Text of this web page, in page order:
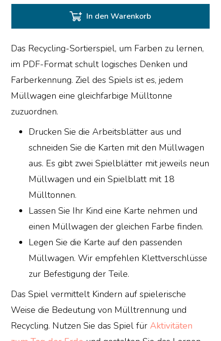
In den Warenkorb
Das Recycling-Sortierspiel, um Farben zu lernen,
im PDF-Format schult logisches Denken und
Farberkennung. Ziel des Spiels ist es, jedem
Müllwagen eine gleichfarbige Mülltonne
zuzuordnen.
Drucken Sie die Arbeitsblätter aus und
schneiden Sie die Karten mit den Müllwagen
aus. Es gibt zwei Spielblätter mit jeweils neun
Müllwagen und ein Spielblatt mit 18
Mülltonnen.
Lassen Sie Ihr Kind eine Karte nehmen und
einen Müllwagen der gleichen Farbe finden.
Legen Sie die Karte auf den passenden
Müllwagen. Wir empfehlen Klettverschlüsse
zur Befestigung der Teile.
Das Spiel vermittelt Kindern auf spielerische
Weise die Bedeutung von Mülltrennung und
Recycling. Nutzen Sie das Spiel fürAktivitäten